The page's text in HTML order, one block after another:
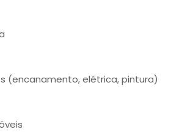
(encanamento, elétrica, pintura)